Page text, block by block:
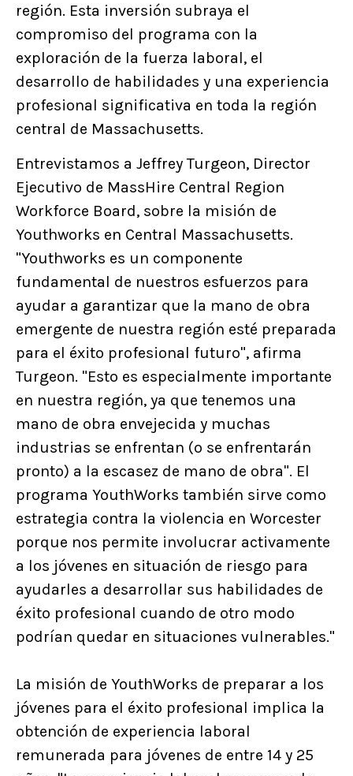
región. Esta inversión subraya el
compromiso del programa con la
exploración de la fuerza laboral, el
desarrollo de habilidades y una experiencia
profesional significativa en toda la región
central de Massachusetts.
Entrevistamos a Jeffrey Turgeon, Director
Ejecutivo de MassHire Central Region
Workforce Board, sobre la misión de
Youthworks en Central Massachusetts.
"Youthworks es un componente
fundamental de nuestros esfuerzos para
ayudar a garantizar que la mano de obra
emergente de nuestra región esté preparada
para el éxito profesional futuro", afirma
Turgeon. "Esto es especialmente importante
en nuestra región, ya que tenemos una
mano de obra envejecida y muchas
industrias se enfrentan (o se enfrentarán
pronto) a la escasez de mano de obra". El
programa YouthWorks también sirve como
estrategia contra la violencia en Worcester
porque nos permite involucrar activamente
a los jóvenes en situación de riesgo para
ayudarles a desarrollar sus habilidades de
éxito profesional cuando de otro modo
podrían quedar en situaciones vulnerables."
La misión de YouthWorks de preparar a los
jóvenes para el éxito profesional implica la
obtención de experiencia laboral
remunerada para jóvenes de entre 14 y 25